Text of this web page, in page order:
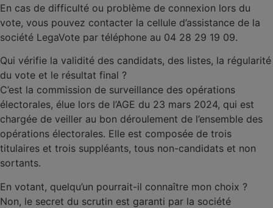
En cas de difficulté ou problème de connexion lors du
vote, vous pouvez contacter la cellule d’assistance de la
société LegaVote par téléphone au 04 28 29 19 09.
Qui vérifie la validité des candidats, des listes, la régularité
du vote et le résultat final ?
C’est la commission de surveillance des opérations
électorales, élue lors de l’AGE du 23 mars 2024, qui est
chargée de veiller au bon déroulement de l’ensemble des
opérations électorales. Elle est composée de trois
titulaires et trois suppléants, tous non-candidats et non
sortants.
En votant, quelqu’un pourrait-il connaître mon choix ?
Non, le secret du scrutin est garanti par la société